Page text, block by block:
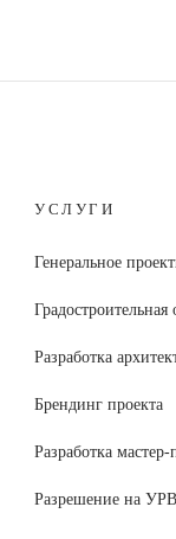
УСЛУГИ
Генеральное
Разработка
Брендинг проекта
Разработка мастер-
Разрешение на